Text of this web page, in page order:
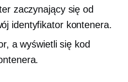
zaczynający się od
identyfikator kontenera.
a wyświetli się kod